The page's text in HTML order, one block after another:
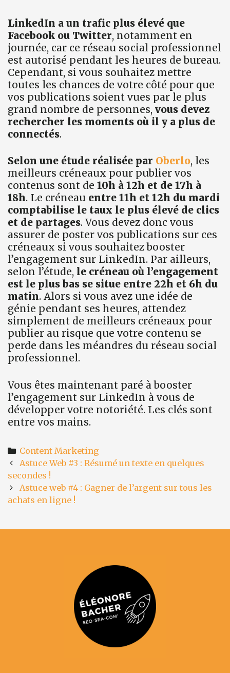
LinkedIn a un trafic plus élevé que
Facebook ou Twitter, notamment en
journée, car ce réseau social professionnel
est autorisé pendant les heures de bureau.
Cependant, si vous souhaitez mettre
toutes les chances de votre côté pour que
vos publications soient vues par le plus
grand nombre de personnes, vous devez
rechercher les moments où il y a plus de
connectés.
Selon une étude réalisée par Oberlo, les
meilleurs créneaux pour publier vos
contenus sont de 10h à 12h et de 17h à
18h. Le créneau entre 11h et 12h du mardi
comptabilise le taux le plus élevé de clics
et de partages. Vous devez donc vous
assurer de poster vos publications sur ces
créneaux si vous souhaitez booster
l’engagement sur LinkedIn. Par ailleurs,
selon l’étude, le créneau où l’engagement
est le plus bas se situe entre 22h et 6h du
matin. Alors si vous avez une idée de
génie pendant ses heures, attendez
simplement de meilleurs créneaux pour
publier au risque que votre contenu se
perde dans les méandres du réseau social
professionnel.
Vous êtes maintenant paré à booster
l’engagement sur LinkedIn à vous de
développer votre notoriété. Les clés sont
entre vos mains.
Categories
Content Marketing
Post
navigation
Astuce Web #3 : Résumé un texte en quelques
secondes !
Astuce web #4 : Gagner de l’argent sur tous les
achats en ligne !